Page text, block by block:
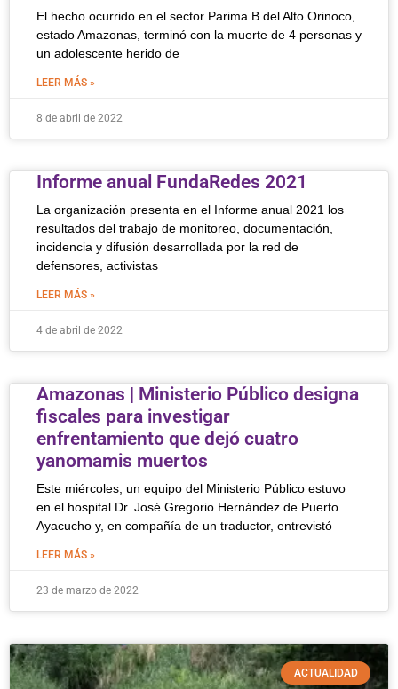
El hecho ocurrido en el sector Parima B del Alto Orinoco,
estado Amazonas, terminó con la muerte de 4 personas y
un adolescente herido de
LEER MÁS »
8 de abril de 2022
Informe anual FundaRedes 2021
La organización presenta en el Informe anual 2021 los
resultados del trabajo de monitoreo, documentación,
incidencia y difusión desarrollada por la red de
defensores, activistas
LEER MÁS »
4 de abril de 2022
Amazonas | Ministerio Público designa
fiscales para investigar
enfrentamiento que dejó cuatro
yanomamis muertos
Este miércoles, un equipo del Ministerio Público estuvo
en el hospital Dr. José Gregorio Hernández de Puerto
Ayacucho y, en compañía de un traductor, entrevistó
LEER MÁS »
23 de marzo de 2022
ACTUALIDAD